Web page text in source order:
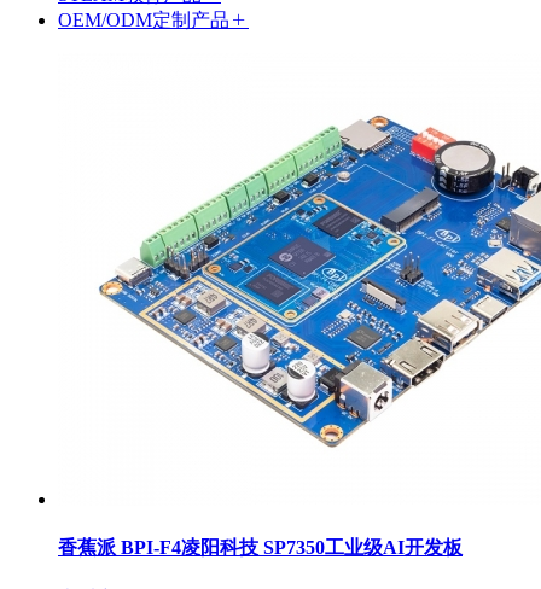
OEM/ODM定制产品
香蕉派 BPI-F4凌阳科技 SP7350工业级AI开发板